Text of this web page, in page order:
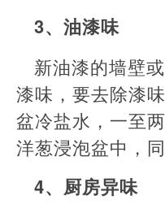
3、油漆味
新油漆的墙壁
漆味，要去除漆
盆冷盐水，一至
洋葱浸泡盆中，同
4、厨房异味